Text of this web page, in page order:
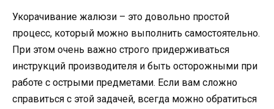
Укорачивание жалюзи – это довольно простой
процесс, который можно выполнить самостоятельно.
При этом очень важно строго придерживаться
инструкций производителя и быть осторожными при
работе с острыми предметами. Если вам сложно
справиться с этой задачей, всегда можно обратиться